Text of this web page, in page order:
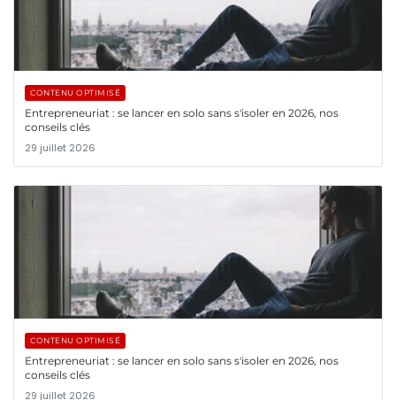
CONTENU OPTIMISÉ
Entrepreneuriat : se lancer en solo sans s'isoler en 2026, nos
conseils clés
29 juillet 2026
CONTENU OPTIMISÉ
Entrepreneuriat : se lancer en solo sans s'isoler en 2026, nos
conseils clés
29 juillet 2026